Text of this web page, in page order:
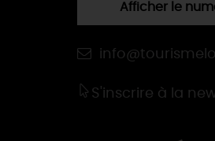
Afficher le
S'inscrire à la